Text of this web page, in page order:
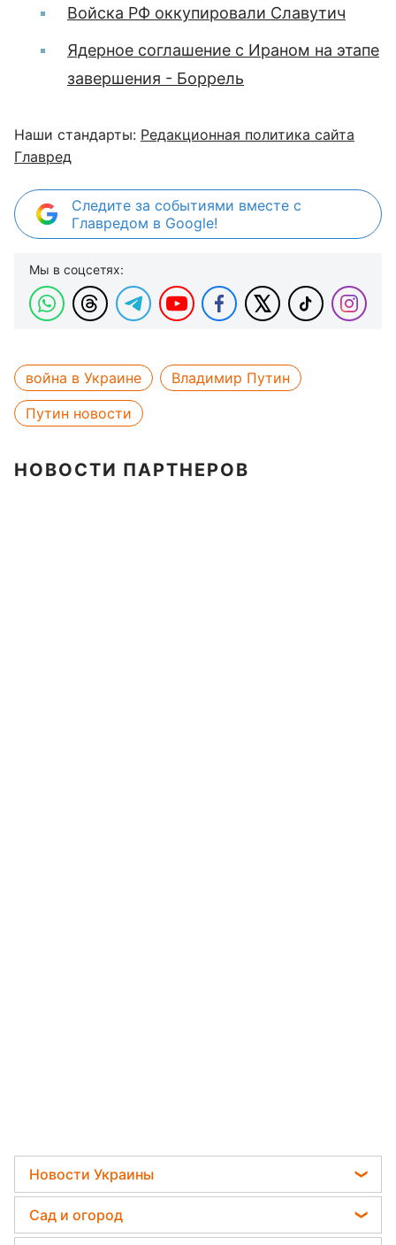
Войска РФ оккупировали Славутич
Ядерное соглашение с Ираном на этапе
завершения - Боррель
Наши стандарты: Редакционная политика сайта
Главред
Следите за событиями вместе с
Главредом в Google!
Мы в соцсетях:
война в Украине
Владимир Путин
Путин новости
НОВОСТИ ПАРТНЕРОВ
Новости Украины
Телеграм новости Украины
Пенсии в Украине
Сад и огород